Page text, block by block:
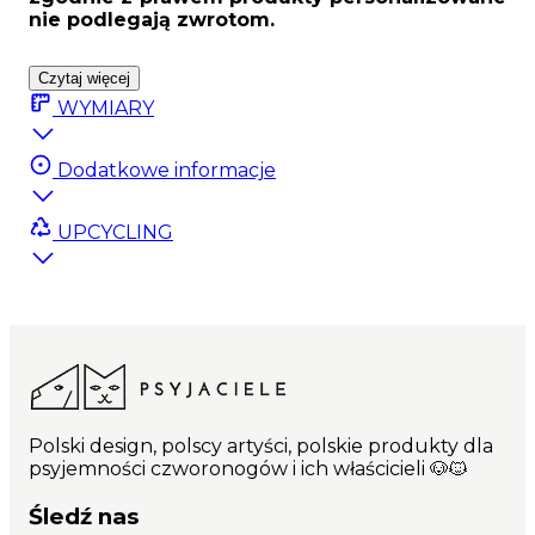
nie podlegają zwrotom.
Czytaj więcej
WYMIARY
Dodatkowe informacje
UPCYCLING
Polski design, polscy artyści, polskie produkty dla
psyjemności czworonogów i ich właścicieli 🐶🐱
Śledź nas